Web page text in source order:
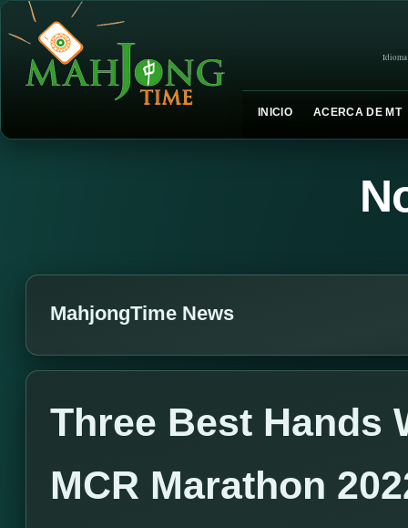
INICIO ACERCA DE MT
MahjongTime News
Three Best Hands
MCR Marathon